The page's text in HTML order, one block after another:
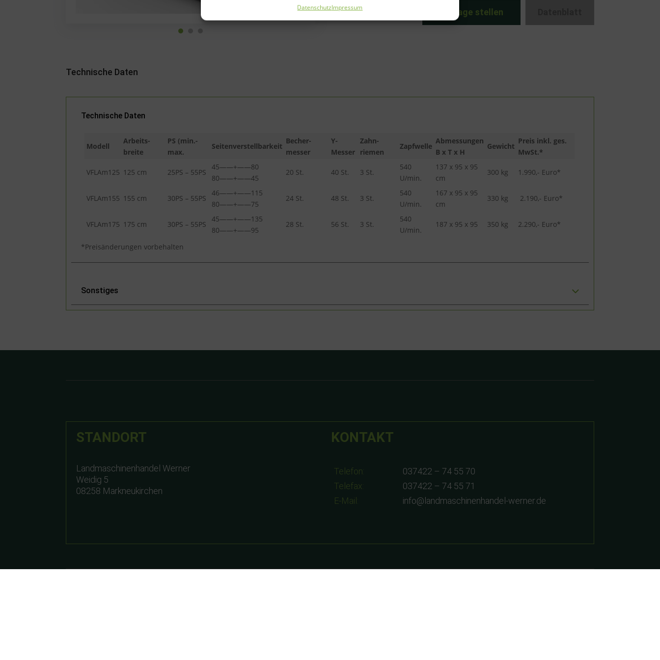
DatenschutzImpressum Anfrage stellen
Technische Daten
Technische Daten
Modell
Arbeits-
breite
PS (min.-
max.
Seitenverstellbarkeit
Becher-
messer
Y-
Messer
Zahn-
riemen
Zapfwelle
Abmessungen
B x T x H
Gewicht
Preis inkl. ges.
MwSt.*
VFLAm125 125 cm 25PS – 55PS
45——+——80
80——+——45
20 St. 40 St. 3 St.
540
U/min.
137 x 95 x 95
cm
300 kg 1.990,- Euro*
VFLAm155 155 cm 30PS – 55PS
46——+——115
80——+——75
24 St. 48 St. 3 St.
540
U/min.
167 x 95 x 95
cm
330 kg 2.190,- Euro*
VFLAm175 175 cm 30PS – 55PS
45——+——135
80——+——95
28 St. 56 St. 3 St.
540
U/min.
187 x 95 x 95 350 kg 2.290,- Euro*
*Preisänderungen vorbehalten
Sonstiges
STANDORT
Landmaschinenhandel Werner
Weidig 5
08258 Markneukirchen
KONTAKT
Telefon:
037422 – 74 55 70
Telefax:
037422 – 74 55 71
E-Mail:
info@landmaschinenhandel-werner.de